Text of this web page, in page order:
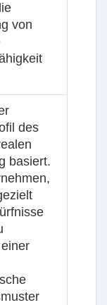
von
des
basiert.